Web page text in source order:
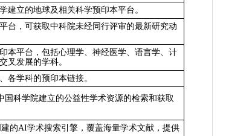
建立的地球及相关科学预印本平台。
台，可获取中科院未经同行评审的最新研究动
本平台，包括心理学、神经医学、语言学、计
叉发展的学科。
各学科的预印本链接。
国科学院建立的公益性学术资源的检索和获取
的AI学术搜索引擎，覆盖海量学术文献，提供